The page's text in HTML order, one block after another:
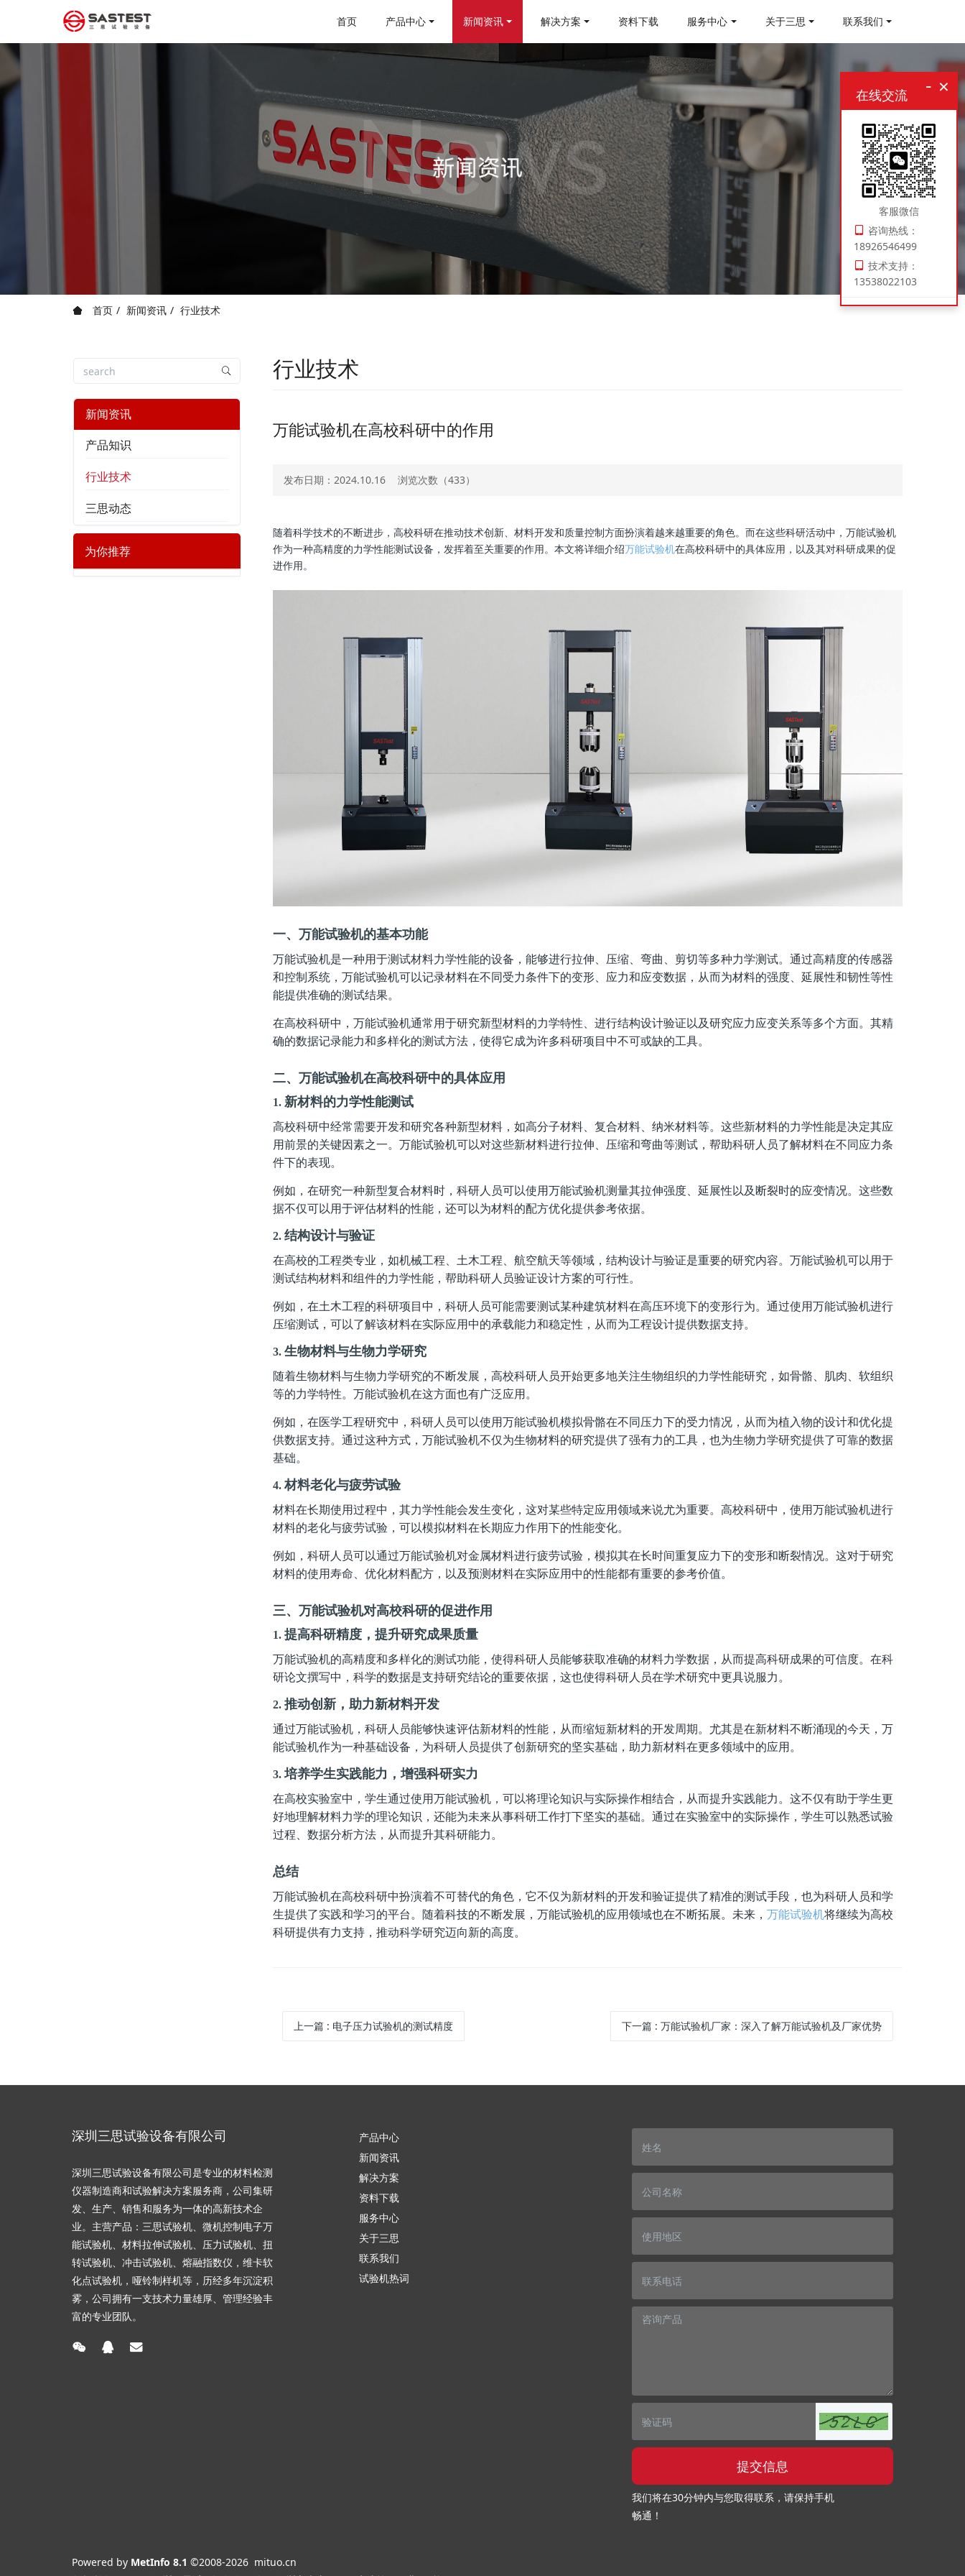
首页 产品中心 新闻资讯 解决方案 资料下载 服务中心 关于三思 联系我们
首页 新闻资讯 行业技术
行业技术
万能试验机在高校科研中的作用
发布日期：2024.10.16 浏览次数（433）
随着科学技术的不断进步，高校科研在推动技术创新、材料开发和质量控制方面扮演着越来越重要的角色。而在这些科研活动中，万能试验机
作为一种高精度的力学性能测试设备，发挥着至关重要的作用。本文将详细介绍万能试验机在高校科研中的具体应用，以及其对科研成果的促
进作用。
一、万能试验机的基本功能
万能试验机是一种用于测试材料力学性能的设备，能够进行拉伸、压缩、弯曲、剪切等多种力学测试。通过高精度的传感器
和控制系统，万能试验机可以记录材料在不同受力条件下的变形、应力和应变数据，从而为材料的强度、延展性和韧性等性
能提供准确的测试结果。
在高校科研中，万能试验机通常用于研究新型材料的力学特性、进行结构设计验证以及研究应力应变关系等多个方面。其精
确的数据记录能力和多样化的测试方法，使得它成为许多科研项目中不可或缺的工具。
二、万能试验机在高校科研中的具体应用
1. 新材料的力学性能测试
高校科研中经常需要开发和研究各种新型材料，如高分子材料、复合材料、纳米材料等。这些新材料的力学性能是决定其应
用前景的关键因素之一。万能试验机可以对这些新材料进行拉伸、压缩和弯曲等测试，帮助科研人员了解材料在不同应力条
件下的表现。
例如，在研究一种新型复合材料时，科研人员可以使用万能试验机测量其拉伸强度、延展性以及断裂时的应变情况。这些数
据不仅可以用于评估材料的性能，还可以为材料的配方优化提供参考依据。
2. 结构设计与验证
在高校的工程类专业，如机械工程、土木工程、航空航天等领域，结构设计与验证是重要的研究内容。万能试验机可以用于
测试结构材料和组件的力学性能，帮助科研人员验证设计方案的可行性。
例如，在土木工程的科研项目中，科研人员可能需要测试某种建筑材料在高压环境下的变形行为。通过使用万能试验机进行
压缩测试，可以了解该材料在实际应用中的承载能力和稳定性，从而为工程设计提供数据支持。
3. 生物材料与生物力学研究
随着生物材料与生物力学研究的不断发展，高校科研人员开始更多地关注生物组织的力学性能研究，如骨骼、肌肉、软组织
等的力学特性。万能试验机在这方面也有广泛应用。
例如，在医学工程研究中，科研人员可以使用万能试验机模拟骨骼在不同压力下的受力情况，从而为植入物的设计和优化提
供数据支持。通过这种方式，万能试验机不仅为生物材料的研究提供了强有力的工具，也为生物力学研究提供了可靠的数据
基础。
4.材料老化与疲劳试验
材料在长期使用过程中，其力学性能会发生变化，这对某些特定应用领域来说尤为重要。高校科研中，使用万能试验机进行
材料的老化与疲劳试验，可以模拟材料在长期应力作用下的性能变化。
例如，科研人员可以通过万能试验机对金属材料进行疲劳试验，模拟其在长时间重复应力下的变形和断裂情况。这对于研究
材料的使用寿命、优化材料配方，以及预测材料在实际应用中的性能都有重要的参考价值。
三、万能试验机对高校科研的促进作用
1. 提高科研精度，提升研究成果质量
万能试验机的高精度和多样化的测试功能，使得科研人员能够获取准确的材料力学数据，从而提高科研成果的可信度。在科
研论文撰写中，科学的数据是支持研究结论的重要依据，这也使得科研人员在学术研究中更具说服力。
2. 推动创新，助力新材料开发
通过万能试验机，科研人员能够快速评估新材料的性能，从而缩短新材料的开发周期。尤其是在新材料不断涌现的今天，万
能试验机作为一种基础设备，为科研人员提供了创新研究的坚实基础，助力新材料在更多领域中的应用。
3.培养学生实践能力，增强科研实力
在高校实验室中，学生通过使用万能试验机，可以将理论知识与实际操作相结合，从而提升实践能力。这不仅有助于学生更
好地理解材料力学的理论知识，还能为未来从事科研工作打下坚实的基础。通过在实验室中的实际操作，学生可以熟悉试验
过程、数据分析方法，从而提升其科研能力。
总结
万能试验机在高校科研中扮演着不可替代的角色，它不仅为新材料的开发和验证提供了精准的测试手段，也为科研人员和学
生提供了实践和学习的平台。随着科技的不断发展，万能试验机的应用领域也在不断拓展。未来， 万能试验机将继续为高校
科研提供有力支持，推动科学研究迈向新的高度。
上一篇: 电子压力试验机的测试精度 下一篇: 万能试验机厂家：深入了解万能试验机及厂家优势
新闻资讯
产品知识
行业技术
三思动态
为你推荐
深圳三思试验设备有限公司
深圳三思试验设备有限公司是专业的材料检测
仪器制造商和试验解决方案服务商，公司集研
发、生产、销售和服务为一体的高新技术企
业。主营产品：三思试验机、微机控制电子万
能试验机、材料拉伸试验机、压力试验机、扭
转试验机、冲击试验机、熔融指数仪，维卡软
化点试验机，哑铃制样机等，历经多年沉淀积
雾，公司拥有一支技术力量雄厚、管理经验丰
富的专业团队。
产品中心
新闻资讯
解决方案
资料下载
服务中心
关于三思
联系我们
试验机热词
提交信息
我们将在30分钟内与您取得联系，请保持手机
畅通！
Powered by MetInfo 8.1 ©2008-2026 mituo.cn
×
-
在线交流
客服微信
咨询热线：
18926546499
技术支持：
13538022103